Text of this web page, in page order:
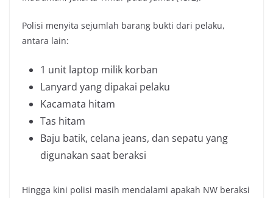
Polisi menyita sejumlah barang bukti dari pelaku,
antara lain:
1 unit laptop milik korban
Lanyard yang dipakai pelaku
Kacamata hitam
Tas hitam
Baju batik, celana jeans, dan sepatu yang
digunakan saat beraksi
Hingga kini polisi masih mendalami apakah NW beraksi